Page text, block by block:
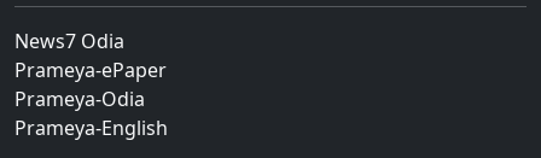
News7 Odia
Prameya-ePaper
Prameya-Odia
Prameya-English